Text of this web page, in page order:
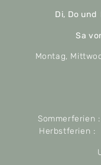
Di, Do und
Sa
Montag,
Herbstferien